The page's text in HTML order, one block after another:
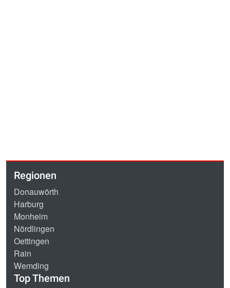
Regionen
Donauwörth
Harburg
Monheim
Nördlingen
Oettingen
Rain
Wemding
Top Themen